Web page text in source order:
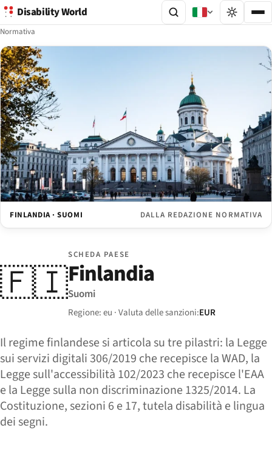
Disability World
Normativa
FINLANDIA · SUOMI DALLA REDAZIONE NORMATIVA
🇫🇮
SCHEDA PAESE
Finlandia
Suomi
Regione: eu · Valuta delle sanzioni:EUR
Il regime finlandese si articola su tre pilastri: la Legge
sui servizi digitali 306/2019 che recepisce la WAD, la
Legge sull'accessibilità 102/2023 che recepisce l'EAA
e la Legge sulla non discriminazione 1325/2014. La
Costituzione, sezioni 6 e 17, tutela disabilità e lingua
dei segni.